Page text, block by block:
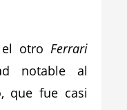
otro Ferrari
notable al
que fue casi